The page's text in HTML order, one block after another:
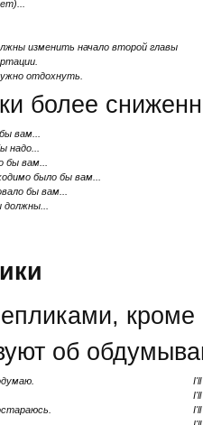
изменить начало второй главы
отдохнуть.
более
вам...
надо...
бы вам...
было бы вам...
бы вам...
кроме
об